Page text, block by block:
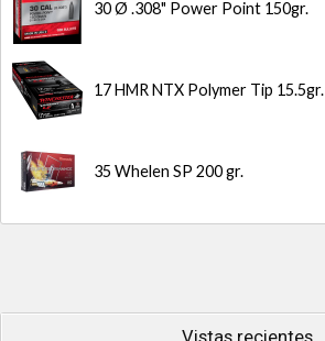
30 Ø .308" Power Point 150gr.
17 HMR NTX Polymer Tip 15.5gr.
35 Whelen SP 200 gr.